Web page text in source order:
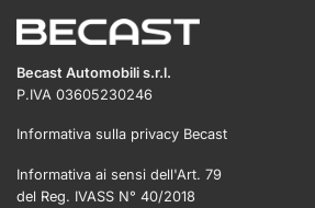
Becast Automobili s.r.l.
P.IVA 03605230246
Informativa sulla privacy Becast
Informativa ai sensi dell'Art. 79
del Reg. IVASS N° 40/2018